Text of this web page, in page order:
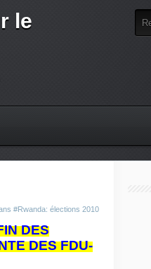
le
#Rwanda: élections 2010
DES
DES FDU-